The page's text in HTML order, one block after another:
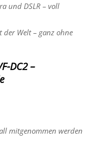
und DSLR – voll
der Welt – ganz ohne
DC2 –
mitgenommen werden